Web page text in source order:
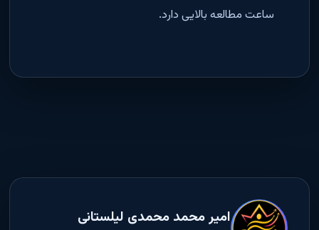
ساعت مطالعه بالایی دارد.
امیر محمد محمدی لیلستانی